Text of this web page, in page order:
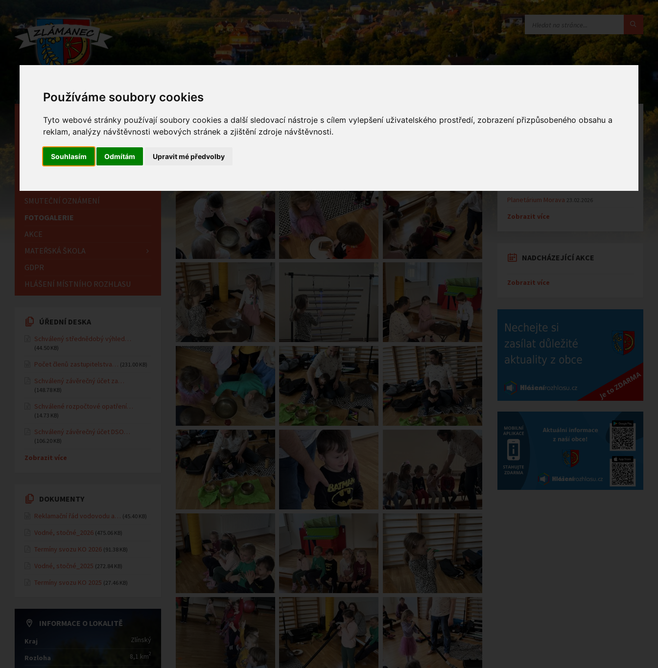
Používáme soubory cookies
Tyto webové stránky používají soubory cookies a další sledovací nástroje s cílem vylepšení uživatelského prostředí, zobrazení přizpůsobeného obsahu a
reklam, analýzy návštěvnosti webových stránek a zjištění zdroje návštěvnosti.
Souhlasím Odmítám Upravit mé předvolby
Fotogalerie
ke Sluníčku: "Pst!", máme ho tu za chviličku.
HLAVNÍ STRÁNKA
OBECNÍ ÚŘAD
HISTORIE
INFORMAČNÍ CENTRUM
SMUTEČNÍ OZNÁMENÍ
FOTOGALERIE
AKCE
MATEŘSKÁ ŠKOLA
GDPR
HLÁŠENÍ MÍSTNÍHO ROZHLASU
ÚŘEDNÍ DESKA
Schválený střednědobý výhled…
(44.50 KB)
Počet členů zastupitelstva… (231.00 KB)
Schválený závěrečný účet za…
(148.78 KB)
Schválené rozpočtové opatření…
(14.73 KB)
Schválený závěrečný účet DSO…
(106.20 KB)
Zobrazit více
DOKUMENTY
Reklamační řád vodovodu a… (45.40 KB)
Vodné, stočné_2026 (475.06 KB)
Termíny svozu KO 2026 (91.38 KB)
Vodné, stočné_2025 (272.84 KB)
Termíny svozu KO 2025 (27.46 KB)
INFORMACE O LOKALITĚ
Kraj Zlínský
Rozloha 8,1 km2
OZNÁMENÍ
Planetárium Morava 23.02.2026
Zobrazit více
NADCHÁZEJÍCÍ AKCE
Zobrazit více